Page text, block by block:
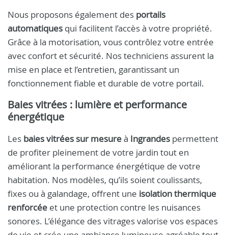
Nous proposons également des portails
automatiques qui facilitent l’accès à votre propriété.
Grâce à la motorisation, vous contrôlez votre entrée
avec confort et sécurité. Nos techniciens assurent la
mise en place et l’entretien, garantissant un
fonctionnement fiable et durable de votre portail.
Baies vitrées : lumière et performance
énergétique
Les baies vitrées sur mesureà Ingrandes permettent
de profiter pleinement de votre jardin tout en
améliorant la performance énergétique de votre
habitation. Nos modèles, qu’ils soient coulissants,
fixes ou à galandage, offrent une isolation thermique
renforcée et une protection contre les nuisances
sonores. L’élégance des vitrages valorise vos espaces